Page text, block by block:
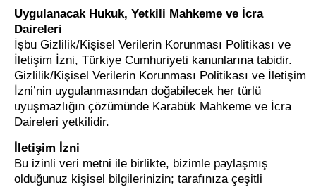
Uygulanacak Hukuk, Yetkili Mahkeme ve İcra
Daireleri
İşbu Gizlilik/Kişisel Verilerin Korunması Politikası ve
İletişim İzni, Türkiye Cumhuriyeti kanunlarına tabidir.
Gizlilik/Kişisel Verilerin Korunması Politikası ve İletişim
İzni’nin uygulanmasından doğabilecek her türlü
uyuşmazlığın çözümünde Karabük Mahkeme ve İcra
Daireleri yetkilidir.
İletişim İzni
Bu izinli veri metni ile birlikte, bizimle paylaşmış
olduğunuz kişisel bilgilerinizin; tarafınıza çeşitli